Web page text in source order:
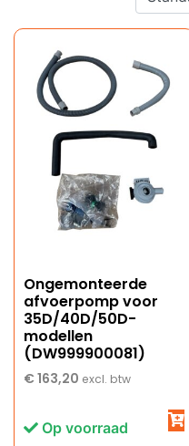
Ongemonteerde
afvoerpomp voor
35D/40D/50D-
modellen
(DW999900081)
€163,20 excl. btw
Op voorraad